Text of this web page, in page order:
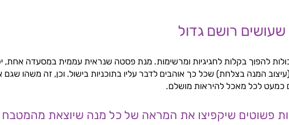
רושם גדול
להפוך בקלות לחגיגיות ומרשימות. מנת פסטה שנראית עממית במסעדה אחת,
המנה בצלחת) שכל כך אוהבים לדבר עליו בתוכניות בישול. וכן, זה משהו
כמעט לכל מאכל להיראות מושלם.